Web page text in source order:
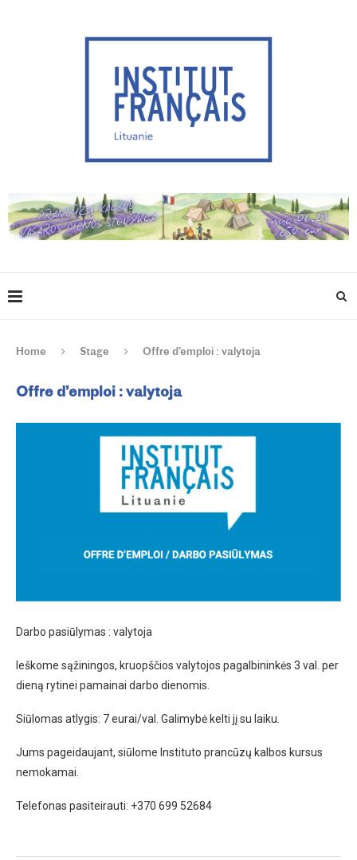
Home Stage Offre d’emploi : valytoja
Offre d’emploi : valytoja
Darbo pasiūlymas : valytoja
Ieškome sąžiningos, kruopščios valytojos pagalbininkės 3 val. per
dieną rytinei pamainai darbo dienomis.
Siūlomas atlygis: 7 eurai/val. Galimybė kelti jį su laiku.
Jums pageidaujant, siūlome Instituto prancūzų kalbos kursus
nemokamai.
Telefonas pasiteirauti: +370 699 52684